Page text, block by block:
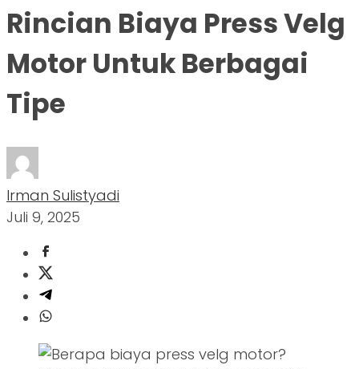
Rincian Biaya Press Velg
Motor Untuk Berbagai
Tipe
Irman Sulistyadi
Juli 9, 2025